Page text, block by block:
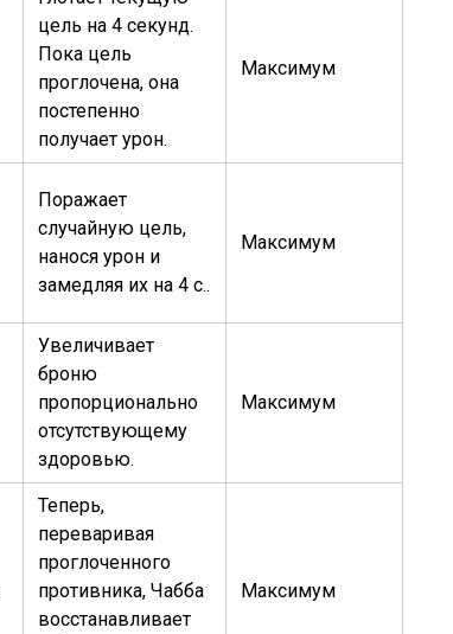
цель на 4 секунд.
Пока цель
проглочена, она
постепенно
получает урон.
Максимум
Поражает
случайную цель,
нанося урон и
замедляя их на 4 с..
Максимум
Увеличивает
броню
пропорционально
отсутствующему
здоровью.
Максимум
Теперь,
переваривая
проглоченного
противника, Чабба
восстанавливает
Максимум